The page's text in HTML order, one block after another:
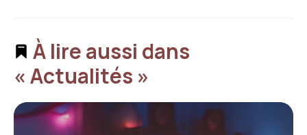
À lire aussi dans
« Actualités »